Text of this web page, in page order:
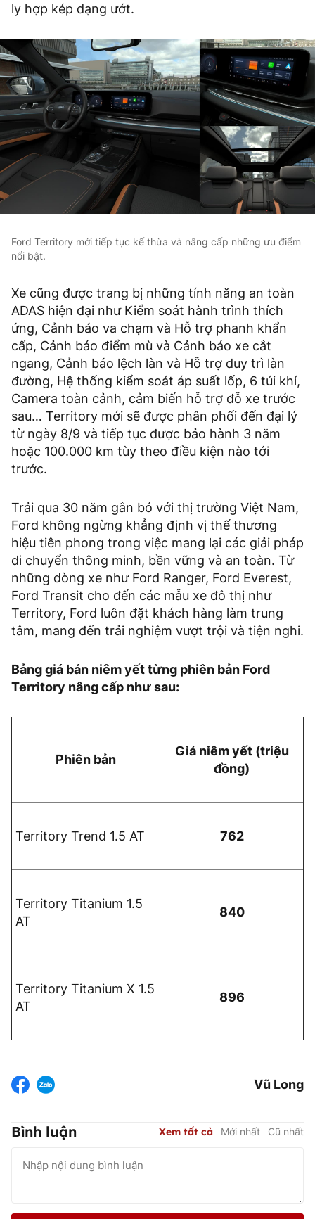
ly hợp kép dạng ướt.
Ford Territory mới tiếp tục kế thừa và nâng cấp những ưu điểm
nổi bật.
Xe cũng được trang bị những tính năng an toàn
ADAS hiện đại như Kiểm soát hành trình thích
ứng, Cảnh báo va chạm và Hỗ trợ phanh khẩn
cấp, Cảnh báo điểm mù và Cảnh báo xe cắt
ngang, Cảnh báo lệch làn và Hỗ trợ duy trì làn
đường, Hệ thống kiểm soát áp suất lốp, 6 túi khí,
Camera toàn cảnh, cảm biến hỗ trợ đỗ xe trước
sau… Territory mới sẽ được phân phối đến đại lý
từ ngày 8/9 và tiếp tục được bảo hành 3 năm
hoặc 100.000 km tùy theo điều kiện nào tới
trước.
Trải qua 30 năm gắn bó với thị trường Việt Nam,
Ford không ngừng khẳng định vị thế thương
hiệu tiên phong trong việc mang lại các giải pháp
di chuyển thông minh, bền vững và an toàn. Từ
những dòng xe như Ford Ranger, Ford Everest,
Ford Transit cho đến các mẫu xe đô thị như
Territory, Ford luôn đặt khách hàng làm trung
tâm, mang đến trải nghiệm vượt trội và tiện nghi.
Bảng giá bán niêm yết từng phiên bản Ford
Territory nâng cấp như sau:
Phiên bản
Giá niêm yết (triệu
đồng)
Territory Trend 1.5 AT 762
Territory Titanium 1.5
AT
840
Territory Titanium X 1.5
AT
896
Vũ Long
Bình luận Xem tất cả Mới nhất Cũ nhất